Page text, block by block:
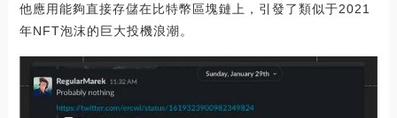
他應用能夠直接存儲在比特幣區塊鏈上，引發了類似于2021
年NFT泡沫的巨大投機浪潮。